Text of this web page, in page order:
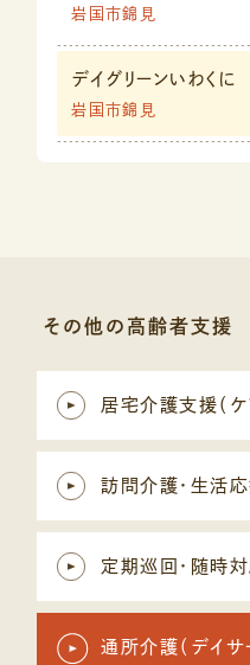
岩国市錦見
デイグリーンいわくに
岩国市錦見
その他の高齢者支援
居宅介護支援（ケ
訪問介護・生活
定期巡回・随時
通所介護（デイサ